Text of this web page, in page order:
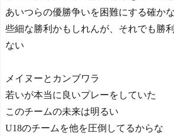
あいつらの優勝争いを困難にする確か
些細な勝利かもしれんが、それでも勝
ない
メイヌーとカンブワラ
若いが本当に良いプレーをしていた
このチームの未来は明るい
U18のチームを他を圧倒してるからな